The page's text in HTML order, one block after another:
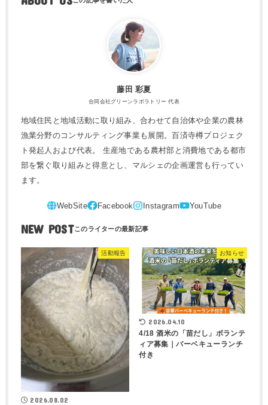
藤田 彩夏
合同会社グリーンラボラトリー 代表
地域住民と地域活動に取り組み、合わせて自治体や企業の農林
漁業分野のコンサルティング事業も展開。百済寺樽プロジェク
ト発起人および代表。 生産地である農村部と消費地である都市
部を繋ぐ取り組みと得意とし、マルシェの企画運営も行ってい
ます。
NEW POST
活動報告
2026.08.02
お知らせ
2026.04.10
4/18 酒米の「苗だし」ボランテ
ィア募集｜バーベキューランチ
付き